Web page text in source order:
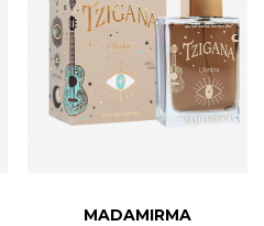
MADAMIRMA